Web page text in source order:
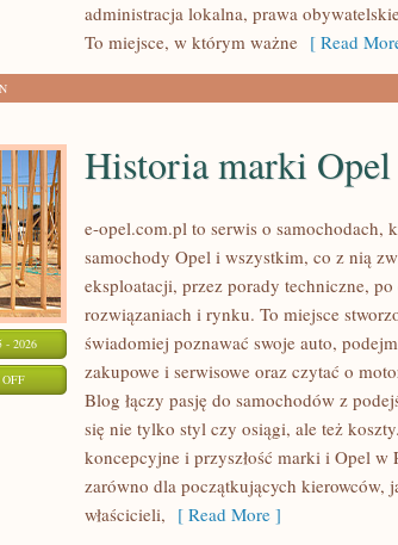
PROGRAMYadministracja lokalna, prawa
To miejsce, w którym ważne [ Read
- 2026
ON
Historia marki Opel
e-opel.com.pl to serwis o samochodach,
samochody Opel i wszystkim, co z nią
eksploatacji, przez porady techniczne,
rozwiązaniach i rynku. To miejsce
świadomiej poznawać swoje auto,
zakupowe i serwisowe oraz czytać o
Blog łączy pasję do samochodów z
się nie tylko styl czy osiągi, ale też
koncepcyjne i przyszłość marki i Opel w
zarówno dla początkujących kierowców,
właścicieli, [ Read More ]